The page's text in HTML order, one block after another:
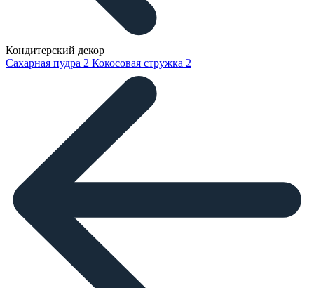
Кондитерский декор
Сахарная пудра 2 Кокосовая стружка 2